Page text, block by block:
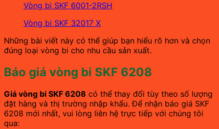
Vòng bi SKF 6001-2RSH
Vòng bi SKF 32017 X
Những bài viết này có thể giúp bạn hiểu rõ hơn và chọn
đúng loại vòng bi cho nhu cầu sản xuất.
Báo giá vòng bi SKF 6208
Giá vòng bi SKF 6208 có thể thay đổi tùy theo số lượng
đặt hàng và thị trường nhập khẩu. Để nhận báo giá SKF
6208 mới nhất, vui lòng liên hệ trực tiếp với chúng tôi
qua: